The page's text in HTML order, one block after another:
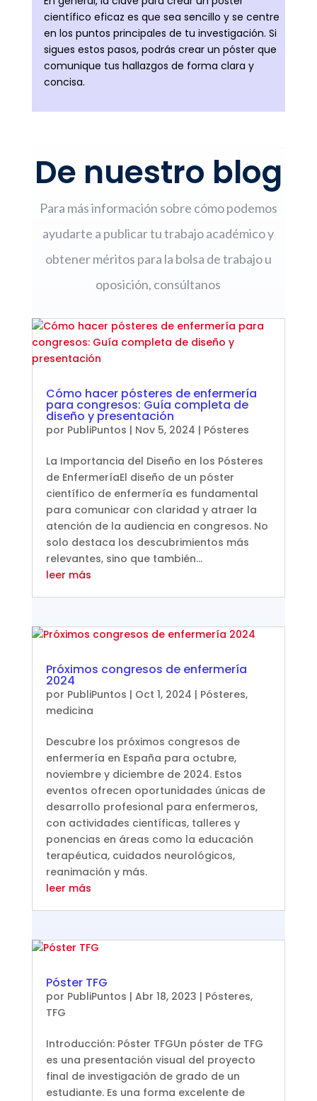
científico eficaz es que sea sencillo y se centre
en los puntos principales de tu investigación. Si
sigues estos pasos, podrás crear un póster que
comunique tus hallazgos de forma clara y
concisa.
De nuestro blog
Para más información sobre cómo podemos
ayudarte a publicar tu trabajo académico y
obtener méritos para la bolsa de trabajo u
oposición, consúltanos
Cómo hacer pósteres de enfermería
para congresos: Guía completa de
diseño y presentación
por PubliPuntos | Nov 5, 2024 | Pósteres
La Importancia del Diseño en los Pósteres
de EnfermeríaEl diseño de un póster
científico de enfermería es fundamental
para comunicar con claridad y atraer la
atención de la audiencia en congresos. No
solo destaca los descubrimientos más
relevantes, sino que también...
leer más
Próximos congresos de enfermería
2024
por PubliPuntos | Oct 1, 2024 | Pósteres,
medicina
Descubre los próximos congresos de
enfermería en España para octubre,
noviembre y diciembre de 2024. Estos
eventos ofrecen oportunidades únicas de
desarrollo profesional para enfermeros,
con actividades científicas, talleres y
ponencias en áreas como la educación
terapéutica, cuidados neurológicos,
reanimación y más.
leer más
Póster TFG
por PubliPuntos | Abr 18, 2023 | Pósteres,
TFG
Introducción: Póster TFGUn póster de TFG
es una presentación visual del proyecto
final de investigación de grado de un
estudiante. Es una forma excelente de